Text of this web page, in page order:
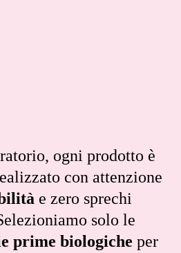
ogni prodotto è
con attenzione
e zero sprechi
solo le
prime biologiche per